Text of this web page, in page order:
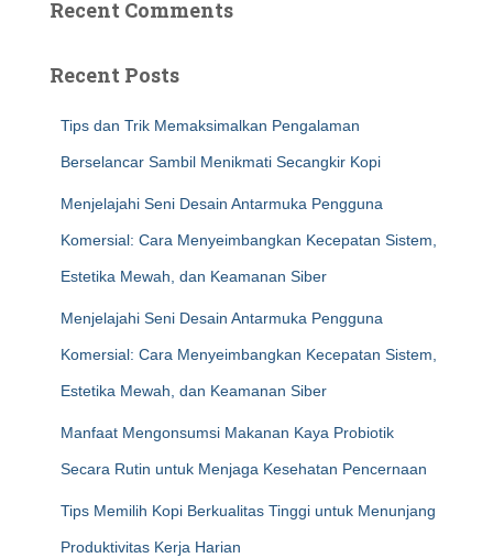
Recent Comments
Recent Posts
Tips dan Trik Memaksimalkan Pengalaman
Berselancar Sambil Menikmati Secangkir Kopi
Menjelajahi Seni Desain Antarmuka Pengguna
Komersial: Cara Menyeimbangkan Kecepatan Sistem,
Estetika Mewah, dan Keamanan Siber
Menjelajahi Seni Desain Antarmuka Pengguna
Komersial: Cara Menyeimbangkan Kecepatan Sistem,
Estetika Mewah, dan Keamanan Siber
Manfaat Mengonsumsi Makanan Kaya Probiotik
Secara Rutin untuk Menjaga Kesehatan Pencernaan
Tips Memilih Kopi Berkualitas Tinggi untuk Menunjang
Produktivitas Kerja Harian